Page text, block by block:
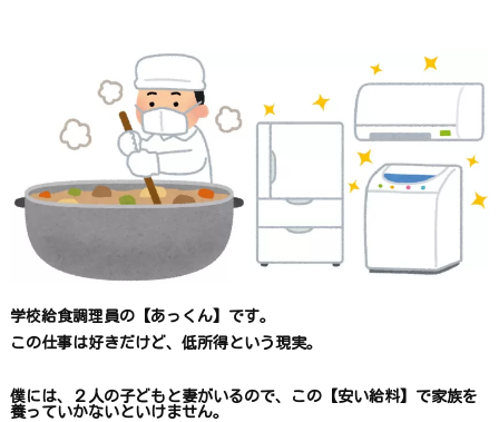
学校給食調理員の【あっくん】です。
この仕事は好きだけど、 低所得という現実。
僕には、２人の子どもと妻がいるので、 この【安い給料】で家族を
養っていかないといけません。